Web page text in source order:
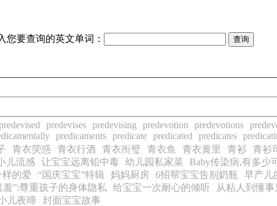
您要查询的英文单词：
predevises predevising predevotion predevotions
predicaments predicate predicated predicates
青衣荧惑 青衣行酒 青衣衔璧 青衣鱼 青衣黄里 青衫 青衫
儿流感 让宝宝远离铅中毒 幼儿园私家菜 Baby传染病,有多少
样的爱 “国庆宝宝”特辑 妈妈厨房 6招帮宝宝告别奶瓶 早产儿
羞”:尊重孩子的身体隐私 给宝宝一次耐心的倾听 从粘人到懂
儿夜啼 封面宝宝故事